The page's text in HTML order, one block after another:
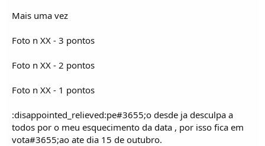
i
o
s
Mais uma vez
Foto n XX - 3 pontos
Foto n XX - 2 pontos
Foto n XX - 1 pontos
:disappointed_relieved:pe#3655;o desde ja desculpa a
todos por o meu esquecimento da data , por isso fica em
vota#3655;ao ate dia 15 de outubro.